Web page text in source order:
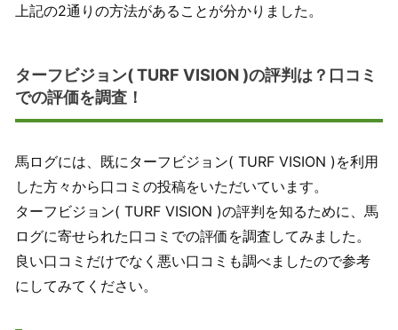
上記の2通りの方法があることが分かりました。
ターフビジョン( TURF VISION )の評判は？口コミ
での評価を調査！
馬ログには、既にターフビジョン( TURF VISION )を利用
した方々から口コミの投稿をいただいています。
ターフビジョン( TURF VISION )の評判を知るために、馬
ログに寄せられた口コミでの評価を調査してみました。
良い口コミだけでなく悪い口コミも調べましたので参考
にしてみてください。